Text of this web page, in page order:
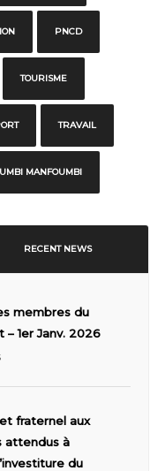
PNCD
TOURISME
TRAVAIL
MANFOUMBI
RECENT NEWS
membres du
– 1er Janv. 2026
fraternel aux
attendus à
du